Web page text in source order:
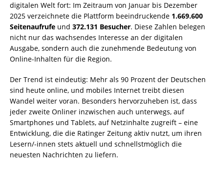
digitalen Welt fort: Im Zeitraum von Januar bis Dezember
2025 verzeichnete die Plattform beeindruckende 1.669.600
Seitenaufrufe und 372.131 Besucher. Diese Zahlen belegen
nicht nur das wachsendes Interesse an der digitalen
Ausgabe, sondern auch die zunehmende Bedeutung von
Online-Inhalten für die Region.
Der Trend ist eindeutig: Mehr als 90 Prozent der Deutschen
sind heute online, und mobiles Internet treibt diesen
Wandel weiter voran. Besonders hervorzuheben ist, dass
jeder zweite Onliner inzwischen auch unterwegs, auf
Smartphones und Tablets, auf Netzinhalte zugreift – eine
Entwicklung, die die Ratinger Zeitung aktiv nutzt, um ihren
Lesern/-innen stets aktuell und schnellstmöglich die
neuesten Nachrichten zu liefern.